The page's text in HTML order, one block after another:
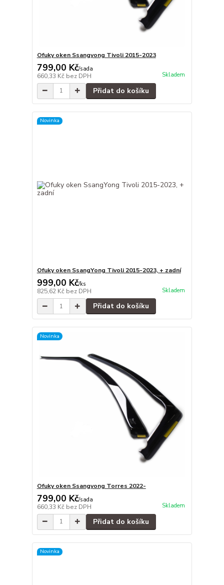
Ofuky oken Ssangyong Tivoli 2015-2023
799,00 Kč/sada
660,33 Kč bez DPH Skladem
Přidat do košíku
Novinka
Ofuky oken SsangYong Tivoli 2015-2023, + zadní
999,00 Kč/ks
825,62 Kč bez DPH Skladem
Přidat do košíku
Novinka
Ofuky oken Ssangyong Torres 2022-
799,00 Kč/sada
660,33 Kč bez DPH Skladem
Přidat do košíku
Novinka